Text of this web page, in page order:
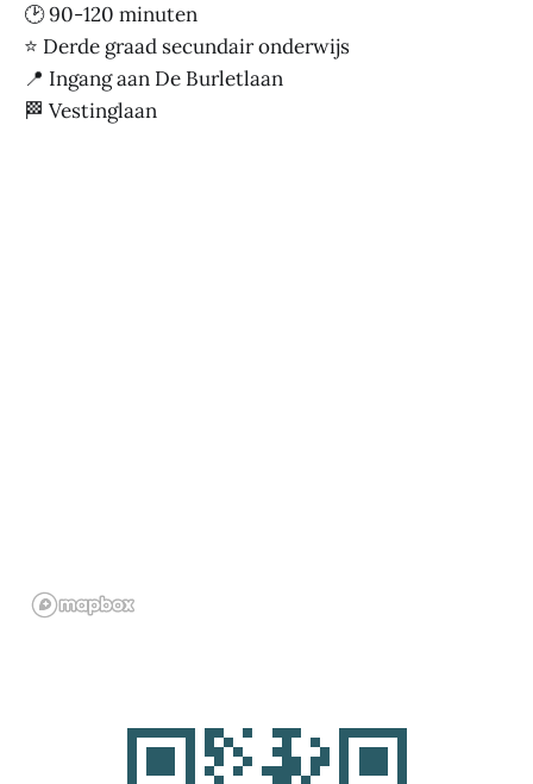
🕑 90-120 minuten
⭐ Derde graad secundair onderwijs
📍 Ingang aan De Burletlaan
🏁 Vestinglaan